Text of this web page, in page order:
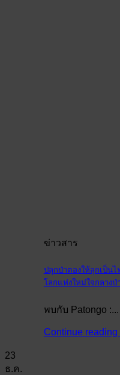
ข่าวสาร
ปลุกป่าตองให้ลุกเป็น
โลกแห่งใหม่ใจกลางป่
พบกับ Patongo :...
Continue reading
23
ธ.ค.